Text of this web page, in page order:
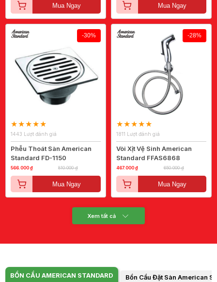
Mua Ngay Mua Ngay
-30%
1443 Lượt đánh giá
Phễu Thoát Sàn American
Standard FD-1150
566.000 ₫ 810.000 ₫
Mua Ngay
-28%
1811 Lượt đánh giá
Vòi Xịt Vệ Sinh American
Standard FFAS6868
467.000 ₫ 650.000 ₫
Mua Ngay
Xem tất cả
BỒN CẦU AMERICAN STANDARD Bồn Cầu Đặt Sàn American